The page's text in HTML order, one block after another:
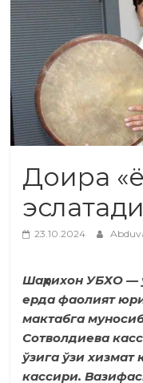
Доира
эслатади
23.10.2024
Шаҳрихон УБХО —
ерда фаолият
мактабга
Сотволдиева
ўзига ўзи хизмат
кассири.